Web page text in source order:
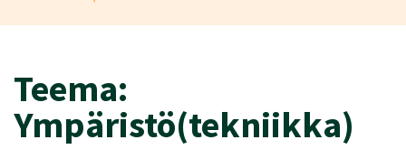
Teema:
Ympäristö(tekniikka)